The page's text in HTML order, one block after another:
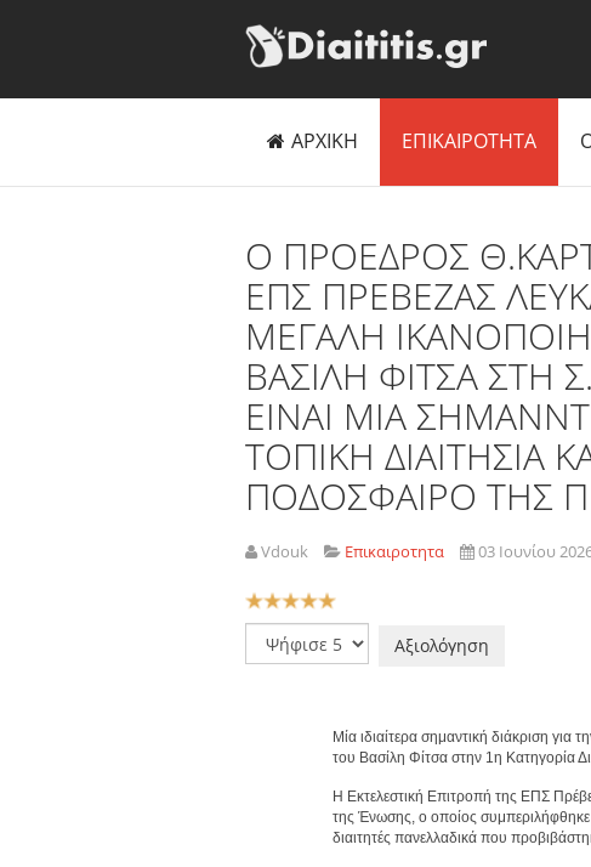
ΑΡΧΙΚΗ ΕΠΙΚΑΙΡΟΤΗΤΑ
Ο ΠΡΟΕΔΡΟΣ
ΕΠΣ ΠΡΕΒΕΖΑΣ
ΜΕΓΑΛΗ
ΒΑΣΙΛΗ ΦΙΤΣΑ ΣΤΗ
ΕΙΝΑΙ ΜΙΑ
ΤΟΠΙΚΗ ΔΙΑΙΤΗΣΙΑ
ΠΟΔΟΣΦΑΙΡΟ ΤΗΣ
Vdouk Επικαιροτητα 03 Ιουνίου
Αξιολόγηση
Χρήστη:5/5
Παρακαλώ
αξιολογήστε
Μία ιδιαίτερα σημαντική διάκριση για
του Βασίλη Φίτσα στην 1η Κατηγορία
Η Εκτελεστική Επιτροπή της ΕΠΣ
της Ένωσης, ο οποίος συμπεριλήφθηκε
διαιτητές πανελλαδικά που